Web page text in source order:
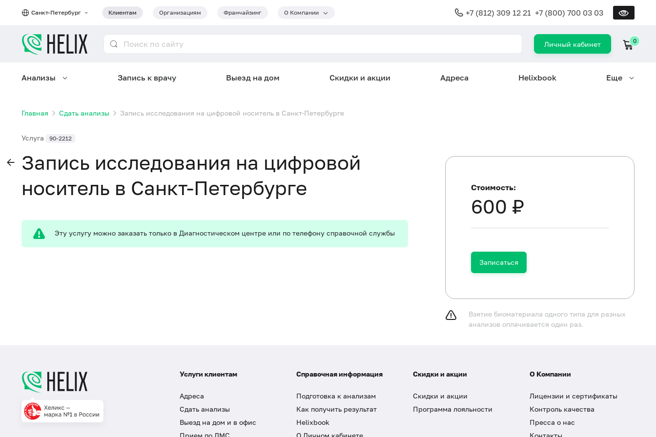
Санкт-Петербург Клиентам Организациям Франчайзинг О Компании +7 (812) 309 12 21 +7 (800) 700 03 03
Личный кабинет 0
Анализы Запись к врачу Выезд на дом Скидки и акции Адреса Helixbook Еще
Главная Сдать анализы Запись исследования на цифровой носитель в Санкт-Петербурге
Услуга 90-2212
Запись исследования на цифровой
носитель в Санкт-Петербурге
Эту услугу можно заказать только в Диагностическом центре или по телефону справочной службы
Стоимость:
600 ₽
Записаться
Взятие биоматериала одного типа для разных
анализов оплачивается один раз.
Услуги клиентам
Адреса
Сдать анализы
Выезд на дом и в офис
Прием по ДМС
Справочная информация
Подготовка к анализам
Как получить результат
Helixbook
О Личном кабинете
Скидки и акции
Скидки и акции
Программа лояльности
О Компании
Лицензии и сертификаты
Контроль качества
Пресса о нас
Контакты